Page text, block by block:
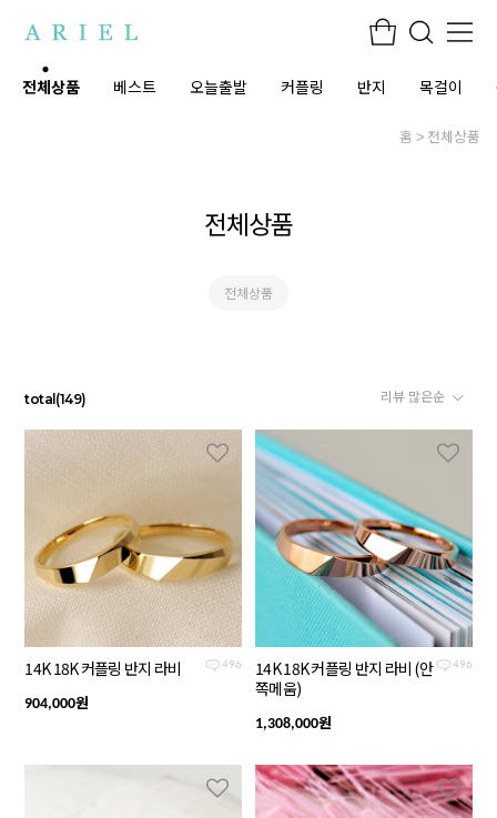
전체상품 베스트 오늘출발 커플링 반지 목걸이
홈 전체상품
전체상품
전체상품
total (149)
496
14K 18K 커플링 반지 라비
904,000원
496
14K 18K 커플링 반지 라비 (안
쪽메움)
1,308,000원